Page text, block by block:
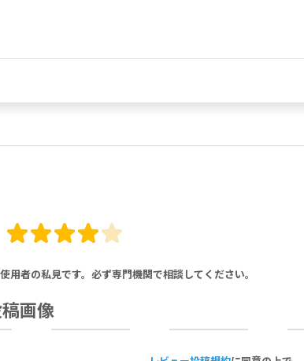
用者の私見です。必ず専門機関で相談してください。
画像